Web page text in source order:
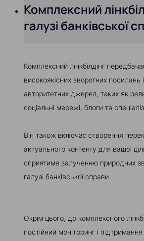
Комплексний
галузі банківської
Комплексний лінкбілдінг
високоякісних зворотних посилань
авторитетних джерел, таких як
соціальні мережі, блоги та
Він також включає створення
актуального контенту для вашої
сприятиме залученню природних
галузі банківської справи.
Окрім цього, до комплексного
постійний моніторинг і